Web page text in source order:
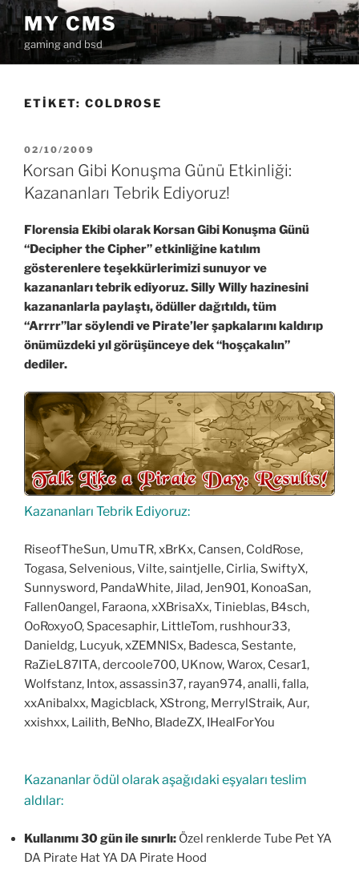
İçeriğe
geç MY CMS
gaming and bsd
ETIKET: COLDROSE
YAYIM
TARIHI
02/10/2009
Korsan Gibi Konuşma Günü Etkinliği:
Kazananları Tebrik Ediyoruz!
Florensia Ekibi olarak Korsan Gibi Konuşma Günü
“Decipher the Cipher” etkinliğine katılım
gösterenlere teşekkürlerimizi sunuyor ve
kazananları tebrik ediyoruz. Silly Willy hazinesini
kazananlarla paylaştı, ödüller dağıtıldı, tüm
“Arrrr”lar söylendi ve Pirate’ler şapkalarını kaldırıp
önümüzdeki yıl görüşünceye dek “hoşçakalın”
dediler.
Kazananları Tebrik Ediyoruz:
RiseofTheSun, UmuTR, xBrKx, Cansen, ColdRose,
Togasa, Selvenious, Vilte, saintjelle, Cirlia, SwiftyX,
Sunnysword, PandaWhite, Jilad, Jen901, KonoaSan,
Fallen0angel, Faraona, xXBrisaXx, Tinieblas, B4sch,
OoRoxyoO, Spacesaphir, LittleTom, rushhour33,
Danieldg, Lucyuk, xZEMNISx, Badesca, Sestante,
RaZieL87ITA, dercoole700, UKnow, Warox, Cesar1,
Wolfstanz, Intox, assassin37, rayan974, analli, falla,
xxAnibalxx, Magicblack, XStrong, MerrylStraik, Aur,
xxishxx, Lailith, BeNho, BladeZX, IHealForYou
Kazananlar ödül olarak aşağıdaki eşyaları teslim
aldılar:
Kullanımı 30 gün ile sınırlı: Özel renklerde Tube Pet YA
DA Pirate Hat YA DA Pirate Hood